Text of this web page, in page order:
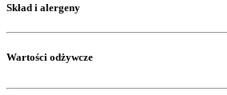
Skład i alergeny
Wartości odżywcze